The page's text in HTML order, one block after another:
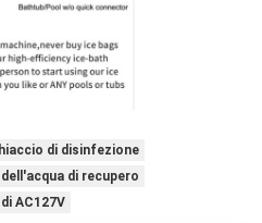
di disinfezione
di recupero
AC127V